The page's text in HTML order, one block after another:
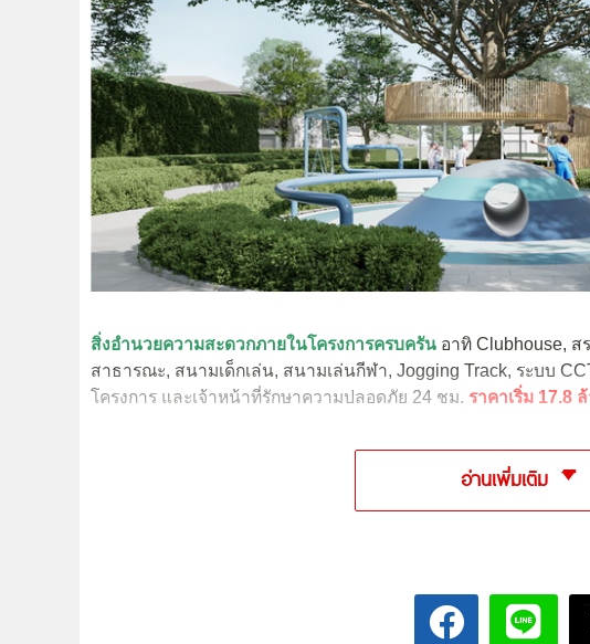
สิ่งอำนวยความสะดวกภายในโครงการครบครัน อาทิ Clubhouse, ส
สาธารณะ, สนามเด็กเล่น, สนามเล่นกีฬา, Jogging Track, ระบบ
โครงการ และเจ้าหน้าที่รักษาความปลอดภัย 24 ชม. ราคาเริ่ม 17.8
อ่านเพิ่มเติม